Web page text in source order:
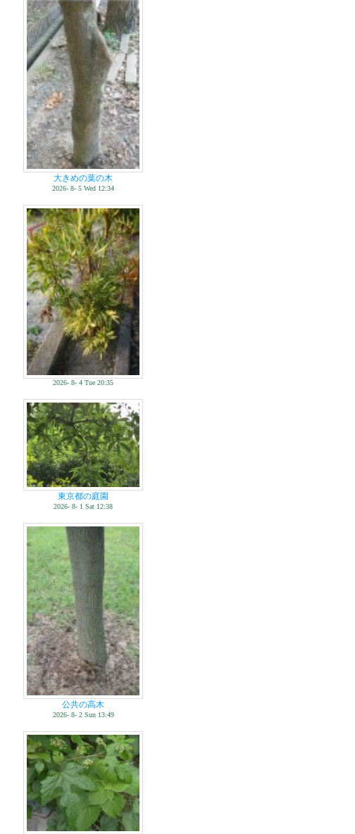
大きめの葉の木
2026- 8- 5 Wed 12:34
2026- 8- 4 Tue 20:35
東京都の庭園
2026- 8- 1 Sat 12:38
公共の高木
2026- 8- 2 Sun 13:49